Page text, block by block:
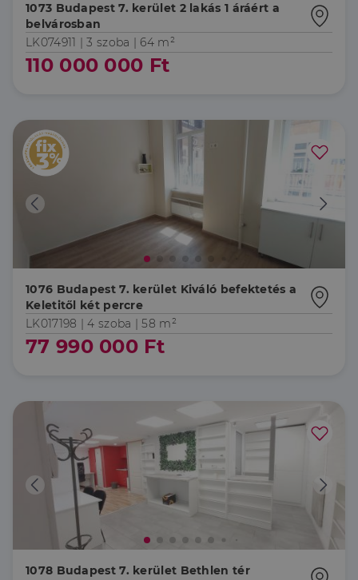
1073 Budapest 7. kerület 2 lakás 1 áráért a
belvárosban
LK074911 |3 szoba | 64 m²
110 000 000 Ft
1076 Budapest 7. kerület Kiváló befektetés a
Keletitől két percre
LK017198 |4 szoba | 58 m²
77 990 000 Ft
1078 Budapest 7. kerület Bethlen tér